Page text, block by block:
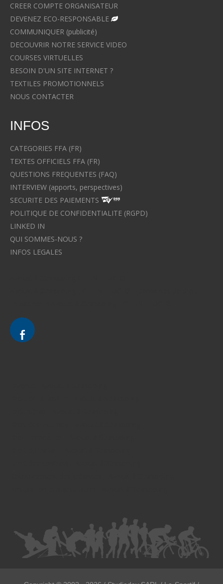
CREER COMPTE ORGANISATEUR
DEVENEZ ECO-RESPONSABLE
COMMUNIQUER (publicité)
DECOUVRIR NOTRE SERVICE VIDEO
COURSES VIRTUELLES
BESOIN D'UN SITE INTERNET ?
TEXTILES PROMOTIONNELS
NOUS CONTACTER
INFOS
CATEGORIES FFA (FR)
TEXTES OFFICIELS FFA (FR)
QUESTIONS FREQUENTES (FAQ)
INTERVIEW (apports, perspectives)
SECURITE DES PAIEMENTS
POLITIQUE DE CONFIDENTIALITE (RGPD)
LINKED IN
QUI SOMMES-NOUS ?
INFOS LEGALES